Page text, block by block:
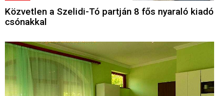
Közvetlen a Szelidi-Tó partján 8 fős nyaraló kiadó
csónakkal